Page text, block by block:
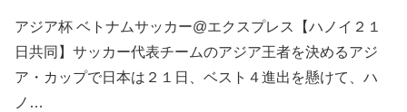
アジア杯 ベトナムサッカー@エクスプレス【ハノイ２１
日共同】サッカー代表チームのアジア王者を決めるアジ
ア・カップで日本は２１日、ベスト４進出を懸けて、ハ
ノ…